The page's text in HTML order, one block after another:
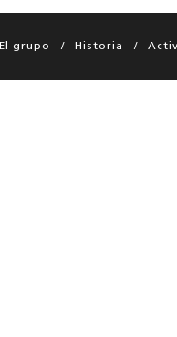
El grupo Historia